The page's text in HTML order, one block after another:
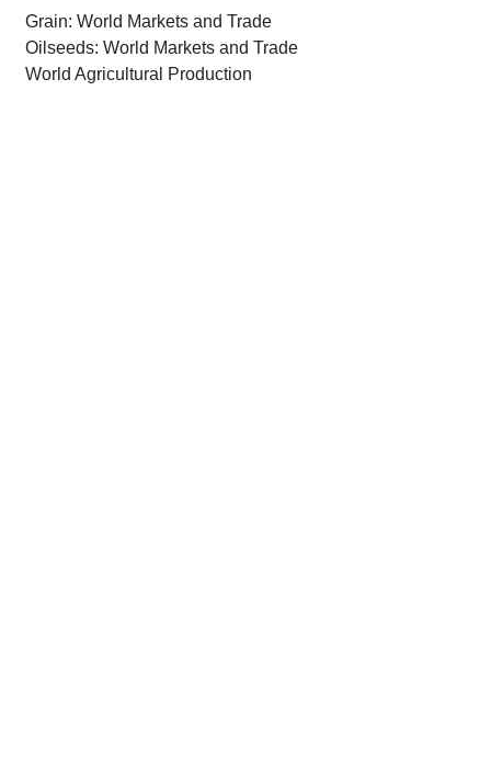
Grain: World Markets and Trade
Oilseeds: World Markets and Trade
World Agricultural Production